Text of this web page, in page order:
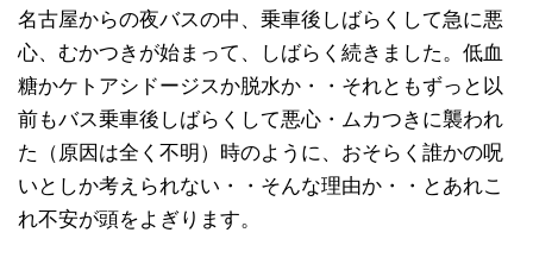
名古屋からの夜バスの中、乗車後しばらくして急に悪
心、むかつきが始まって、しばらく続きました。低血
糖かケトアシドージスか脱水か・・それともずっと以
前もバス乗車後しばらくして悪心・ムカつきに襲われ
た（原因は全く不明）時のように、おそらく誰かの呪
いとしか考えられない・・そんな理由か・・とあれこ
れ不安が頭をよぎります。